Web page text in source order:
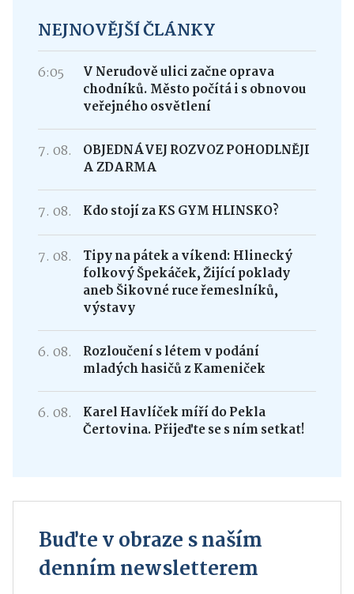
NEJNOVĚJŠÍ ČLÁNKY
6:05
V Nerudově ulici začne oprava
chodníků. Město počítá i s obnovou
veřejného osvětlení
7. 08.
OBJEDNÁVEJ ROZVOZ POHODLNĚJI
A ZDARMA
7. 08. Kdo stojí za KS GYM HLINSKO?
7. 08.
Tipy na pátek a víkend: Hlinecký
folkový Špekáček, Žijící poklady
aneb Šikovné ruce řemeslníků,
výstavy
6. 08.
Rozloučení s létem v podání
mladých hasičů z Kameniček
6. 08.
Karel Havlíček míří do Pekla
Čertovina. Přijeďte se s ním setkat!
Buďte v obraze s naším
denním newsletterem